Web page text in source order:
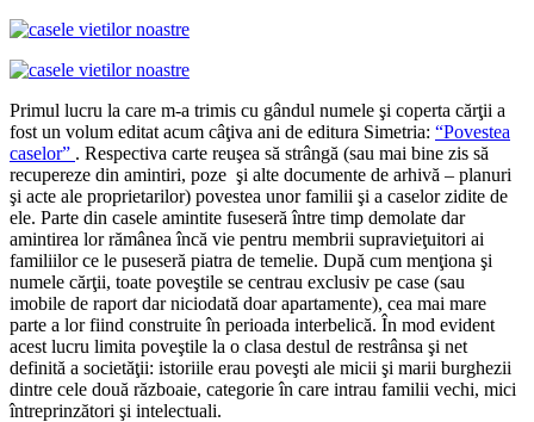
Primul lucru la care m-a trimis cu gândul numele şi coperta cărţii a
fost un volum editat acum câţiva ani de editura Simetria: “Povestea
caselor” . Respectiva carte reuşea să strângă (sau mai bine zis să
recupereze din amintiri, poze şi alte documente de arhivă – planuri
şi acte ale proprietarilor) povestea unor familii şi a caselor zidite de
ele. Parte din casele amintite fuseseră între timp demolate dar
amintirea lor rămânea încă vie pentru membrii supravieţuitori ai
familiilor ce le puseseră piatra de temelie. După cum menţiona şi
numele cărţii, toate poveştile se centrau exclusiv pe case (sau
imobile de raport dar niciodată doar apartamente), cea mai mare
parte a lor fiind construite în perioada interbelică. În mod evident
acest lucru limita poveştile la o clasa destul de restrânsa şi net
definită a societăţii: istoriile erau poveşti ale micii şi marii burghezii
dintre cele două războaie, categorie în care intrau familii vechi, mici
întreprinzători şi intelectuali.